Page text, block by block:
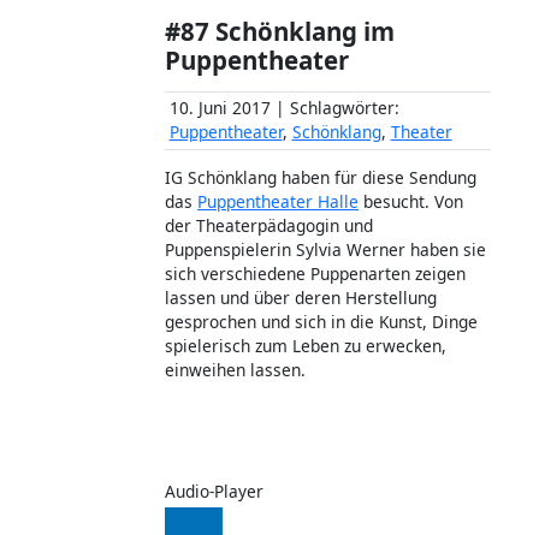
#87 Schönklang im
Puppentheater
10. Juni 2017 | Schlagwörter:
Puppentheater, Schönklang, Theater
IG Schönklang haben für diese Sendung
das Puppentheater Halle besucht. Von
der Theaterpädagogin und
Puppenspielerin Sylvia Werner haben sie
sich verschiedene Puppenarten zeigen
lassen und über deren Herstellung
gesprochen und sich in die Kunst, Dinge
spielerisch zum Leben zu erwecken,
einweihen lassen.
Audio-Player